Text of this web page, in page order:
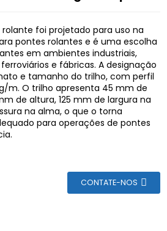
foi projetado para uso na
pontes rolantes e é uma escolha
em ambientes industriais,
e fábricas. A designação
e tamanho do trilho, com perfil
m. O trilho apresenta 45 mm de
de altura, 125 mm de largura na
na alma, o que o torna
para operações de pontes
CONTATE-NOS